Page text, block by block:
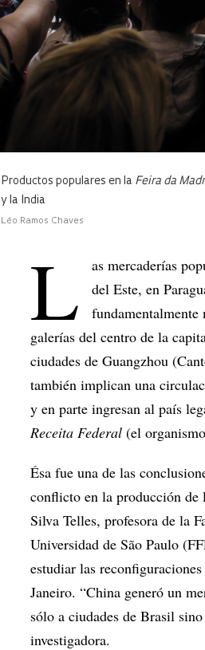
Productos populares en la Feira da
y la India
Léo Ramos Chaves
L
as mercaderías
del Este, en
fundamentalmente
galerías del centro de la
ciudades de Guangzhou
también implican una
y en parte ingresan al país
Receita Federal (el
Ésa fue una de las
conflicto en la producción de
Silva Telles, profesora de la
Universidad de São Paulo
estudiar las
Janeiro. “China generó un
sólo a ciudades de Brasil
investigadora.